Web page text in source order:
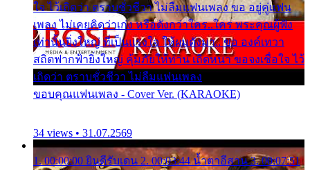
ใจ ไว้เถิดว่า ตราบชั่วชีวา ไม่ลืมแฟนเพลง ขอ อยู่คู่แฟน
เพลง ไม่เคยคิดว่าเก่ง หรือดังกว่าใคร..ใคร พระคุณผู้ฟัง
เท่านั้นยิ่งใหญ่ ที่เป็นแรงใจ ให้ผมดังมา.. ขอ องค์เทวา
สถิตฟากฟ้ายิ่งใหญ่ คุ้มภัยให้ท่าน เถิดหนา ขอจงเชื่อใจ ไว้
เถิดว่า ตราบชั่วชีวา ไม่ลืมแฟนเพลง
ขอบคุณแฟนเพลง - Cover Ver. (KARAOKE)
34 views • 31.07.2569
1. 00:00:00 ยินดีรับเดน 2. 00:03:44 น้ำตาอีสาน 3. 00:07:51